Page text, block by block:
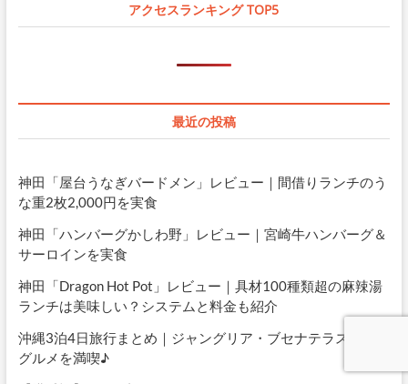
アクセスランキング TOP5
最近の投稿
神田「屋台うなぎバードメン」レビュー｜間借りランチのう
な重2枚2,000円を実食
神田「ハンバーグかしわ野」レビュー｜宮崎牛ハンバーグ＆
サーロインを実食
神田「Dragon Hot Pot」レビュー｜具材100種類超の麻辣湯
ランチは美味しい？システムと料金も紹介
沖縄3泊4日旅行まとめ｜ジャングリア・ブセナテラス・絶品
グルメを満喫♪